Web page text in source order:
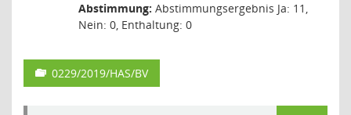
Abstimmung: Abstimmungsergebnis Ja: 11,
Nein: 0, Enthaltung: 0
0229/2019/HAS/BV